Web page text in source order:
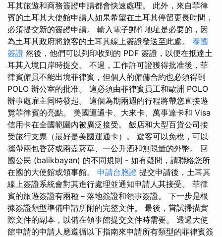
耳其旅遊和商務簽證申請都會快速處理。 此外，來自菲律
賓的土耳其大使館申請人如果希望在土耳其停留更長時間，
必須提交新的簽證申請。 輸入電子郵件地址是必要的，因
為土耳其政府將旅客的土耳其線上簽證發送至此處。 泰國
簽證 然後，他們可以列印收到的 PDF 簽證，以便在抵達土
耳其入境口岸時提交。 不過，工作許可證獲得批准後，菲
律賓僱員不能出境菲律賓，但個人的僱傭合約也必須得到
POLO 辦公室的批准。 這必須由菲律賓員工和歐洲 POLO
辦事處雇主同時發起。 這個為期兩週的行程將帶您直接遊
覽菲律賓的亮點。 美國運通卡、大來卡、萬事達卡和 Visa
信用卡在全國範圍內被廣泛接受。 飯店和大型百貨公司接
受旅行支票（最好是美國運通卡）。 遊客可以免稅，可以
攜帶兩包香菸或兩壺菸草、一公升酒和無限量的外幣。 回
國公民 (balikbayan) 的不同規則 - 如有疑問，請聯絡您所
在國的大使館或領事館。 申請台胞證 提交申請後，土耳其
線上簽證系統會對其進行處理並通知申請人其接受。 菲律
賓的旅遊簽證有兩種－落地簽證和領事簽證。 下一步是根
據簽證類型準備申請所附的完整文件。 最後，嘗試掃描實
際文件的副本，以備在領事館提交文件時需要。 透過大使
館申請的申請人應遵循以下指南來申請所有類型的菲律賓簽